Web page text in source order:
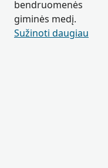
bendruomenės
giminės medį.
Sužinoti daugiau